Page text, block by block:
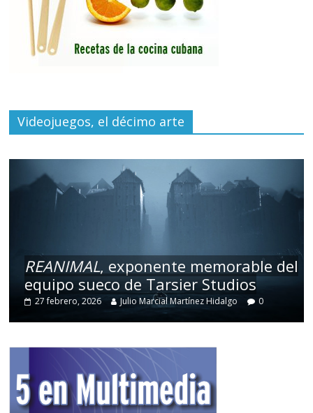
Videojuegos, el décimo arte
REANIMAL, exponente memorable del
equipo sueco de Tarsier Studios
27 febrero, 2026 Julio Marcial Martínez Hidalgo 0